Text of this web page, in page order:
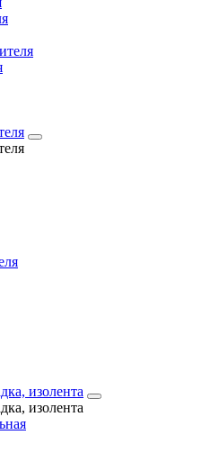
изолента
изолента